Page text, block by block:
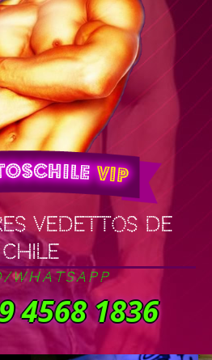
vedettos de
chile
WhatsApp
4568 1836